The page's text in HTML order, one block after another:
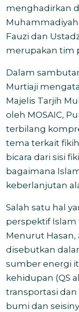
menghadirkan
Muhammadiyah
Fauzi dan
merupakan tim
Dalam
Murtiaji
Majelis Tarjih
oleh MOSAIC,
terbilang
tema terkait
bicara dari sisi
bagaimana
keberlanjutan
Salah satu hal
perspektif
Menurut
disebutkan
sumber energi
kehidupan (QS
transportasi dan
bumi dan